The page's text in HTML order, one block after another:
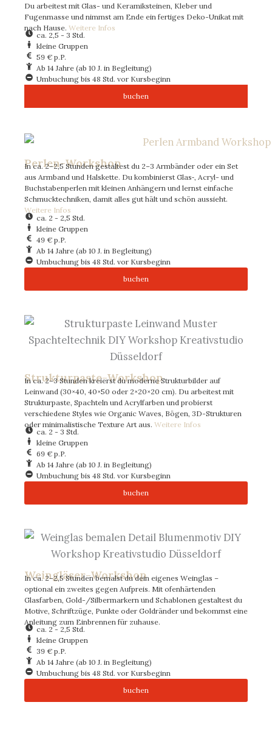
Du arbeitest mit Glas- und Keramiksteinen, Kleber und
Fugenmasse und nimmst am Ende ein fertiges Deko-Unikat mit
nach Hause. Weitere Infos
ca. 2,5 - 3 Std.
kleine Gruppen
59 € p.P.
Ab 14 Jahre (ab 10 J. in Begleitung)
Umbuchung bis 48 Std. vor Kursbeginn
buchen
Perlen-Workshop
In ca. 2–2,5 Stunden gestaltest du 2–3 Armbänder oder ein Set
aus Armband und Halskette. Du kombinierst Glas‑, Acryl- und
Buchstabenperlen mit kleinen Anhängern und lernst einfache
Schmucktechniken, damit alles gut hält und schön aussieht.
Weitere Infos
ca. 2 - 2,5 Std.
kleine Gruppen
49 € p.P.
Ab 14 Jahre (ab 10 J. in Begleitung)
Umbuchung bis 48 Std. vor Kursbeginn
buchen
Strukturpaste-Workshop
In ca. 2–3 Stunden kreierst du moderne Strukturbilder auf
Leinwand (30×40, 40×50 oder 2×20×20 cm). Du arbeitest mit
Strukturpaste, Spachteln und Acrylfarben und probierst
verschiedene Styles wie Organic Waves, Bögen, 3D-Strukturen
oder minimalistische Texture Art aus. Weitere Infos
ca. 2 - 3 Std.
kleine Gruppen
69 € p.P.
Ab 14 Jahre (ab 10 J. in Begleitung)
Umbuchung bis 48 Std. vor Kursbeginn
buchen
Weingläser-Workshop
In ca. 2–2,5 Stunden bemalst du dein eigenes Weinglas –
optional ein zweites gegen Aufpreis. Mit ofenhärtenden
Glasfarben, Gold-/Silbermarkern und Schablonen gestaltest du
Motive, Schriftzüge, Punkte oder Goldränder und bekommst eine
Anleitung zum Einbrennen für zuhause.
ca. 2 - 2,5 Std.
kleine Gruppen
39 € p.P.
Ab 14 Jahre (ab 10 J. in Begleitung)
Umbuchung bis 48 Std. vor Kursbeginn
buchen